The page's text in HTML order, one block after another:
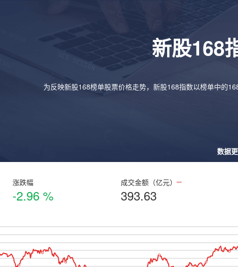
新股168
为反映新股168榜单股票价格走势，新股168指数以榜单中的
数据
涨跌幅
-2.96 %
成交金额（亿元）
393.63